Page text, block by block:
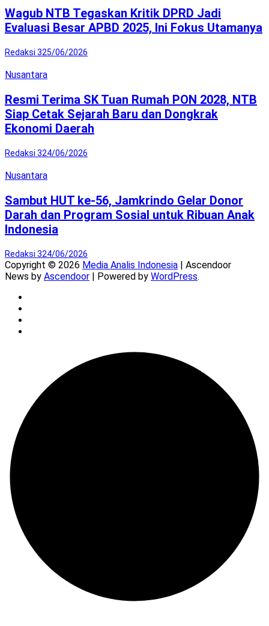
Wagub NTB Tegaskan Kritik DPRD Jadi
Evaluasi Besar APBD 2025, Ini Fokus Utamanya
Redaksi 325/06/2026
Nusantara
Resmi Terima SK Tuan Rumah PON 2028, NTB
Siap Cetak Sejarah Baru dan Dongkrak
Ekonomi Daerah
Redaksi 324/06/2026
Nusantara
Sambut HUT ke-56, Jamkrindo Gelar Donor
Darah dan Program Sosial untuk Ribuan Anak
Indonesia
Redaksi 324/06/2026
Copyright © 2026 Media Analis Indonesia | Ascendoor
News by Ascendoor | Powered by WordPress.